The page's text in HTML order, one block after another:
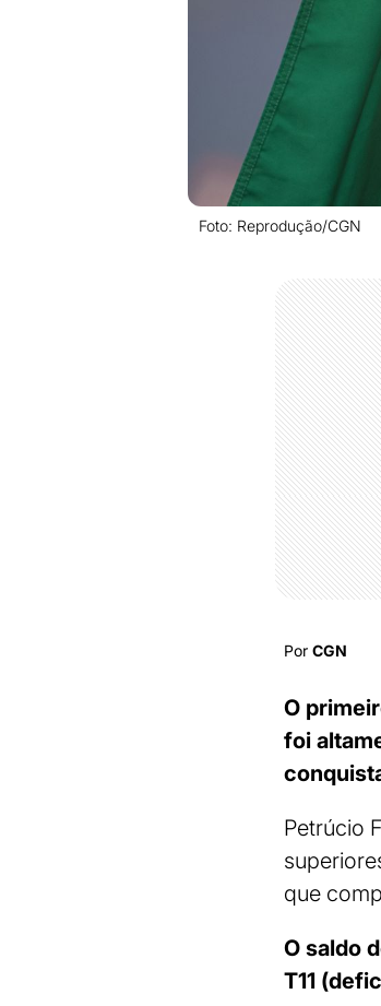
Foto: Reprodução/CGN
Por CGN
O
foi
Petrúcio
que
O saldo
T11